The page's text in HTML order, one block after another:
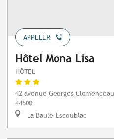
APPELER
Hôtel Mona Lisa
HÔTEL
42 avenue Georges Clemenceau
44500
La Baule-Escoublac